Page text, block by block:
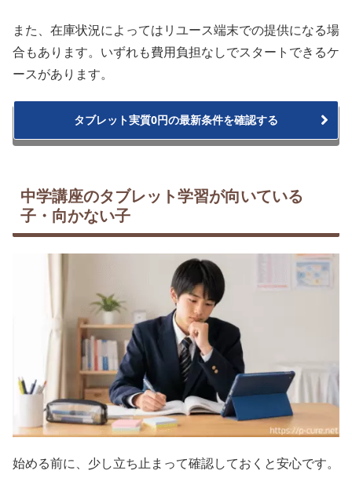
また、在庫状況によってはリユース端末での提供になる場
合もあります。いずれも費用負担なしでスタートできるケ
ースがあります。
タブレット実質0円の最新条件を確認する
中学講座のタブレット学習が向いている
子・向かない子
始める前に、少し立ち止まって確認しておくと安心です。